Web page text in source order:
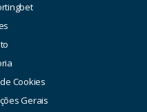
Cookies
Gerais